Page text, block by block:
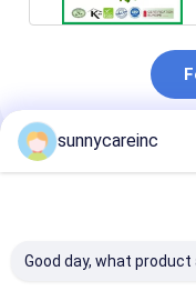
Empfohlene
sunnycareinc
Good day, what product